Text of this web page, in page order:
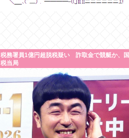
税務署員1億円超脱税疑い 詐取金で競艇か、国
税当局